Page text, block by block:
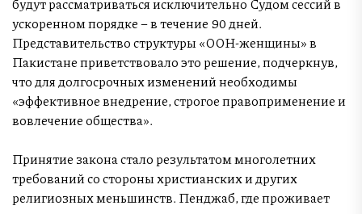
ускоренном порядке – в течение 90 дней.
Представительство структуры «ООН-женщины» в
Пакистане приветствовало это решение, подчеркнув,
что для долгосрочных изменений необходимы
«эффективное внедрение, строгое правоприменение и
вовлечение общества».
Принятие закона стало результатом многолетних
требований со стороны христианских и других
религиозных меньшинств. Пенджаб, где проживает